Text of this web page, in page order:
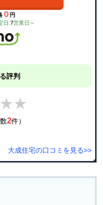
０ 円
日:7営業日～
評判
2件）
大成住宅の口コミを見る>>